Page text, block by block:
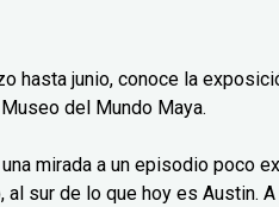
hasta junio, conoce la
del Mundo Maya.
mirada a un episodio poco
al sur de lo que hoy es Austin.